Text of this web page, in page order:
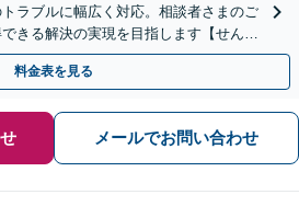
ラブルに幅広く対応。相談者さまのご
きる解決の実現を目指します【せんげ
料金表を見る
メールでお問い合わせ